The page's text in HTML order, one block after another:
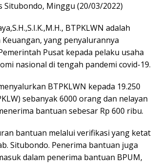
Situbondo, Minggu (20/03/2022)
BTPKLWN adalah
yang penyalurannya
Pusat kepada pelaku usaha
nasional di tengah pandemi covid-19.
BTPKLWN kepada 19.250
sebanyak 6000 orang dan nelayan
bantuan sebesar Rp 600 ribu.
bantuan melalui verifikasi yang ketat
Situbondo. Penerima bantuan juga
dalam penerima bantuan BPUM,